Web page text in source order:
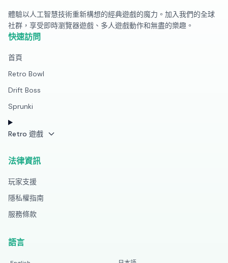
體驗以人工智慧技術重新構想的經典遊戲的魔力。加入我們的全球
社群，享受即時瀏覽器遊戲、多人遊戲動作和無盡的樂趣。
快速訪問
首頁
Retro Bowl
Drift Boss
Sprunki
Retro 遊戲
法律資訊
玩家支援
隱私權指南
服務條款
語言